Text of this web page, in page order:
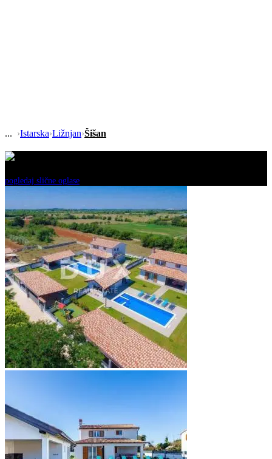
›Istarska›Ližnjan›Šišan
pogledaj slične oglase